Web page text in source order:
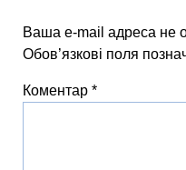
Ваша e-mail адреса не
Обов’язкові поля
Коментар *